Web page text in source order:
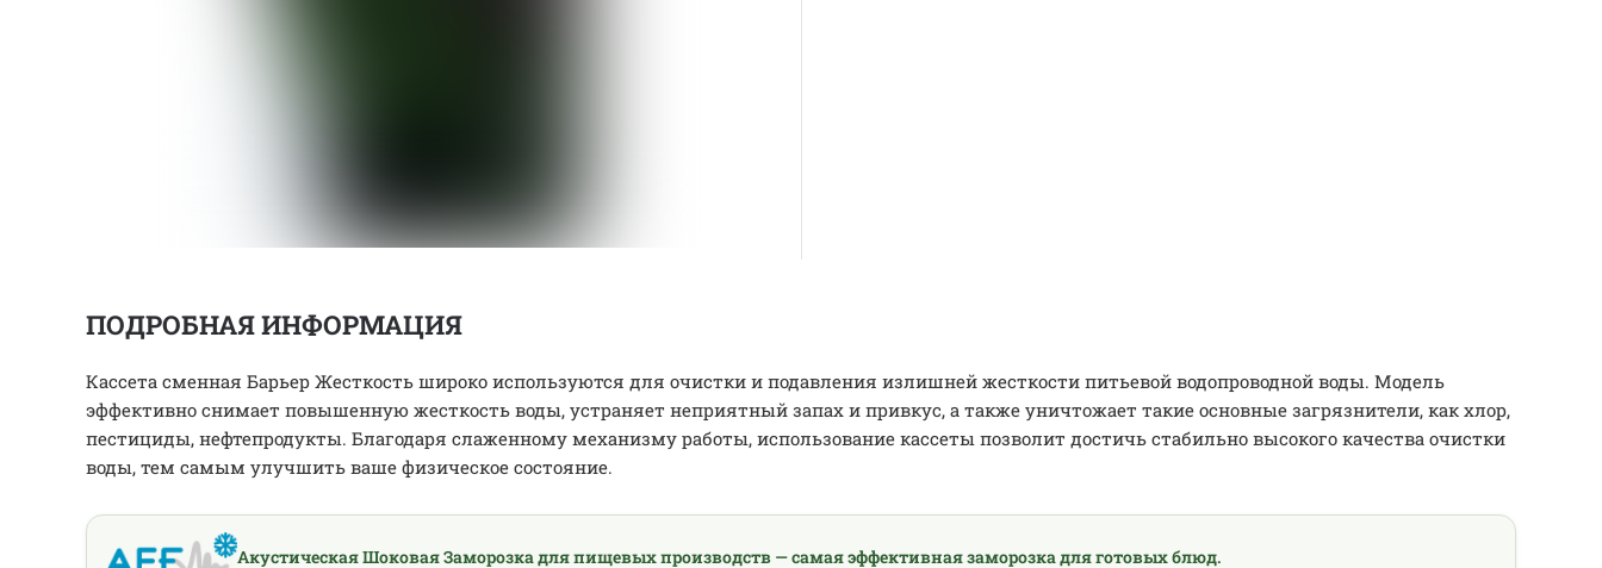
ПОДРОБНАЯ ИНФОРМАЦИЯ
Кассета сменная Барьер Жесткость широко используются для очистки и подавления излишней жесткости питьевой водопроводной воды. Модель
эффективно снимает повышенную жесткость воды, устраняет неприятный запах и привкус, а также уничтожает такие основные загрязнители, как хлор,
пестициды, нефтепродукты. Благодаря слаженному механизму работы, использование кассеты позволит достичь стабильно высокого качества очистки
воды, тем самым улучшить ваше физическое состояние.
Акустическая Шоковая Заморозка для пищевых производств — самая эффективная заморозка для готовых блюд.